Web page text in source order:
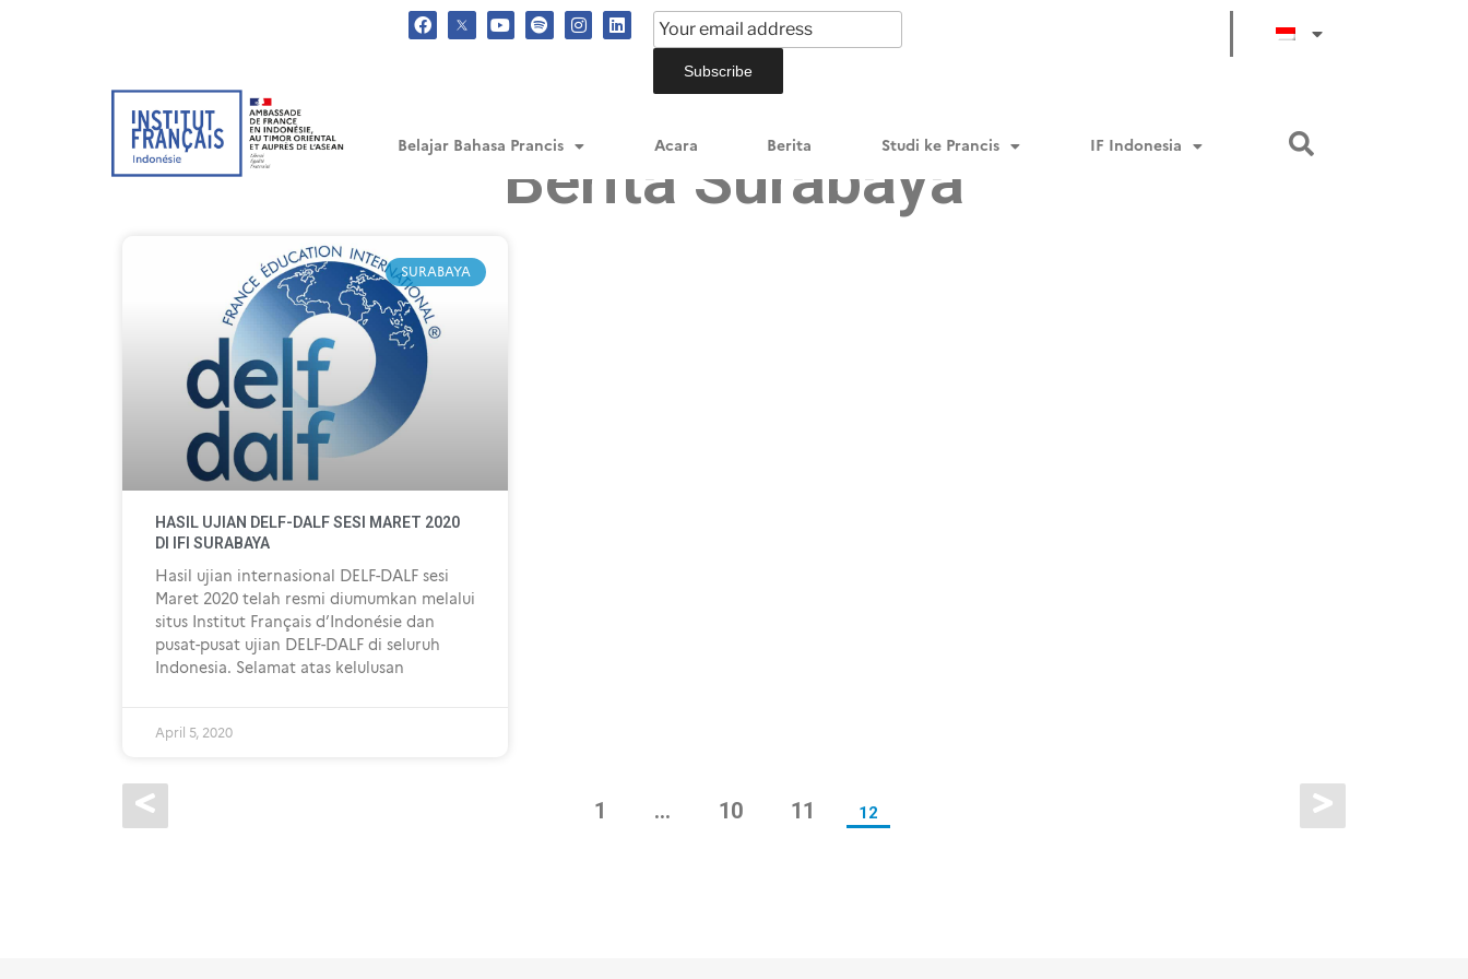
Belajar Bahasa Prancis Acara Berita Studi ke Prancis IF Indonesia
Berita Surabaya
SURABAYA
HASIL UJIAN DELF-DALF SESI MARET 2020
DI IFI SURABAYA
Hasil ujian internasional DELF-DALF sesi
Maret 2020 telah resmi diumumkan melalui
situs Institut Français d’Indonésie dan
pusat-pusat ujian DELF-DALF di seluruh
Indonesia. Selamat atas kelulusan
April 5, 2020
1 … 10 11 12